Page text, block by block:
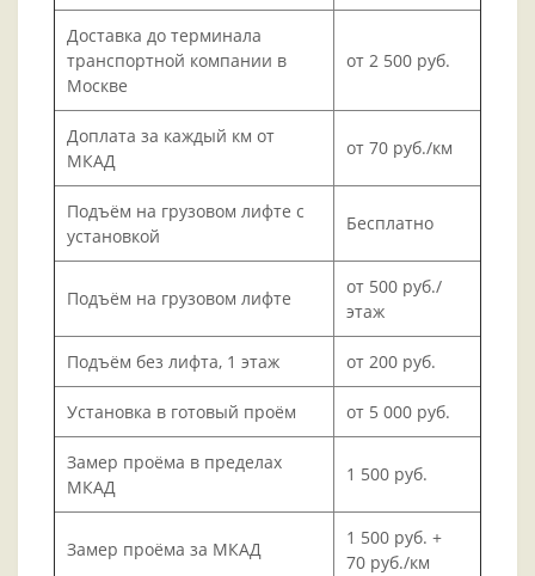
Доставка до терминала
транспортной компании в
Москве
от 2 500 руб.
Доплата за каждый км от
МКАД
от 70 руб./км
Подъём на грузовом лифте с
установкой
Бесплатно
Подъём на грузовом лифте
от 500 руб./
этаж
Подъём без лифта, 1 этаж от 200 руб.
Установка в готовый проём от 5 000 руб.
Замер проёма в пределах
МКАД
1 500 руб.
Замер проёма за МКАД
1 500 руб. +
70 руб./км